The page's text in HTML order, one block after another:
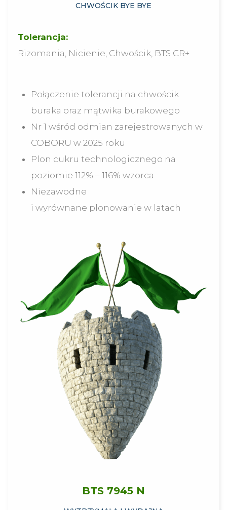
CHWOŚCIK BYE BYE
Tolerancja:
Rizomania, Nicienie, Chwościk, BTS CR+
Połączenie tolerancji na chwościk
buraka oraz mątwika burakowego
Nr 1 wśród odmian zarejestrowanych w
COBORU w 2025 roku
Plon cukru technologicznego na
poziomie 112% – 116% wzorca
Niezawodne
i wyrównane plonowanie w latach
BTS 7945 N